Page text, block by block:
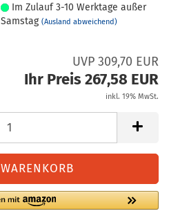
Im Zulauf 3-10 Werktage außer
Samstag(Ausland abweichend)
UVP 309,70 EUR
Ihr Preis 267,58 EUR
inkl. 19% MwSt.